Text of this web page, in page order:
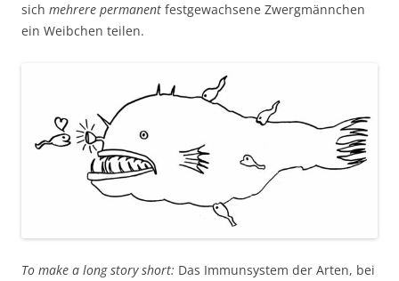
sich mehrere permanent festgewachsene Zwergmännchen
ein Weibchen teilen.
To make a long story short: Das Immunsystem der Arten, bei